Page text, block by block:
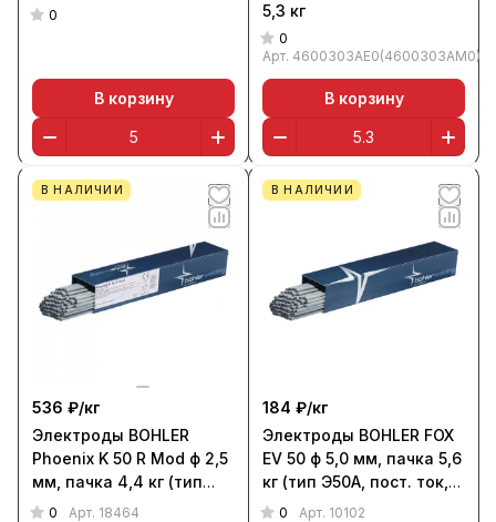
0
В корзину
5,3 кг
0
Арт. 4600303AE0(4600303AM0)
В корзину
В НАЛИЧИИ
536 ₽/кг
Электроды BOHLER
Phoenix K 50 R Mod ф 2,5
мм, пачка 4,4 кг (тип
Э50А, пост+перем.
0 Арт. 18464
В НАЛИЧИИ
184 ₽/кг
Электроды BOHLER FOX
EV 50 ф 5,0 мм, пачка 5,6
кг (тип Э50А, пост. ток,
основной)
0 Арт. 10102